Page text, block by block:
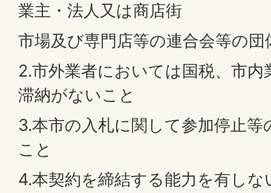
業主・法人又は商店街
市場及び専門店等の連合会等の団
2.市外業者においては国税、市
滞納がないこと
3.本市の入札に関して参加停止
こと
4.本契約を締結する能力を有し